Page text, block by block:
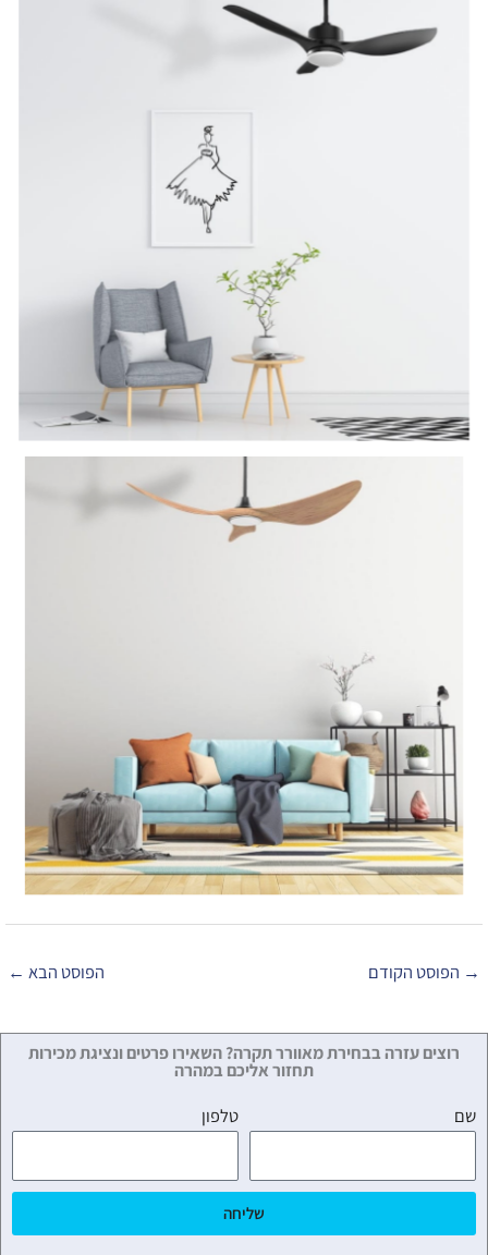
→ הפוסט הקודם הפוסט הבא ←
רוצים עזרה בבחירת מאוורר תקרה? השאירו פרטים ונציגת מכירות
תחזור אליכם במהרה
שם טלפון
שליחה